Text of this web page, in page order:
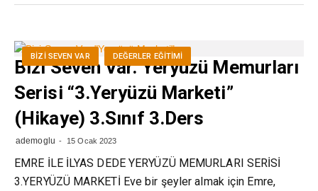
BIZI SEVEN VAR DEĞERLER EĞITIMI
Bizi Seven Var. Yeryüzü Memurları
Serisi “3.Yeryüzü Marketi”
(Hikaye) 3.Sınıf 3.Ders
ademoglu 15 Ocak 2023
EMRE İLE İLYAS DEDE YERYÜZÜ MEMURLARI SERİSİ
3.YERYÜZÜ MARKETİ Eve bir şeyler almak için Emre,